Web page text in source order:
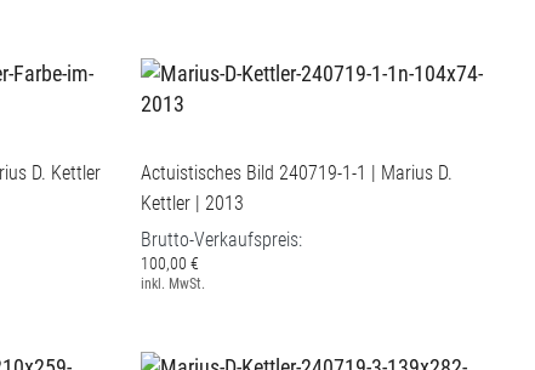
D. Kettler
Actuistisches Bild 240719-1-1 | Marius D.
Kettler | 2013
Brutto-Verkaufspreis:
100,00 €
inkl. MwSt.